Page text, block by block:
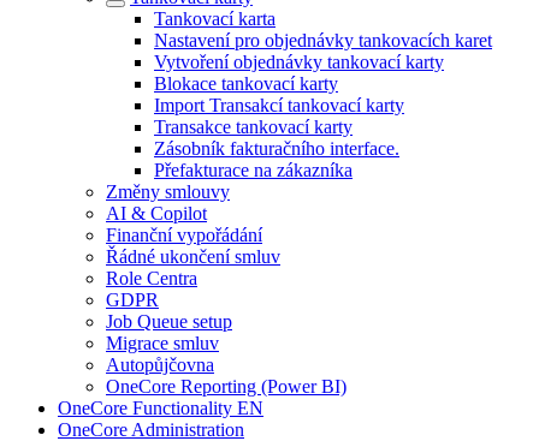
Tankovací karta
Nastavení pro objednávky tankovacích karet
Vytvoření objednávky tankovací karty
Blokace tankovací karty
Import Transakcí tankovací karty
Transakce tankovací karty
Zásobník fakturačního interface.
Přefakturace na zákazníka
Změny smlouvy
AI & Copilot
Finanční vypořádání
Řádné ukončení smluv
Role Centra
GDPR
Job Queue setup
Migrace smluv
Autopůjčovna
OneCore Reporting (Power BI)
OneCore Functionality EN
OneCore Administration